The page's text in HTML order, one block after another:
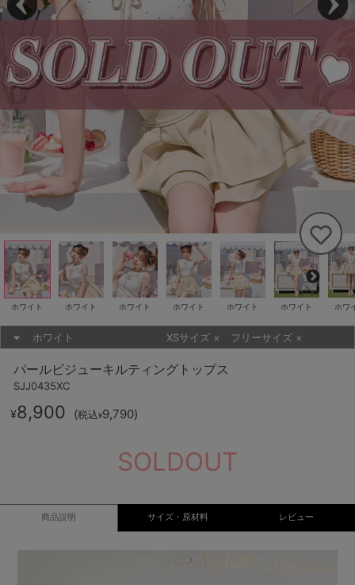
ホワイト ホワイト ホワイト ホワイト ホワイト ホワイト ホワ
ホワイト XSサイズ × フリーサイズ ×
パールビジューキルティングトップス
SJJ0435XC
¥8,900 (税込¥9,790)
SOLDOUT
商品説明 サイズ・原材料 レビュー